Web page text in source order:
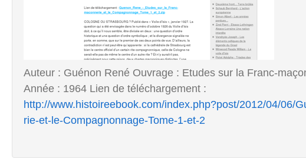
Auteur : Guénon René Ouvrage : Etudes sur la Franc-
Année : 1964 Lien de téléchargement :
http://www.histoireebook.com/index.php?post/2012/04/06/
rie-et-le-Compagnonnage-Tome-1-et-2